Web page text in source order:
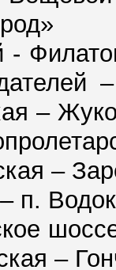
-
–
–
п.
–